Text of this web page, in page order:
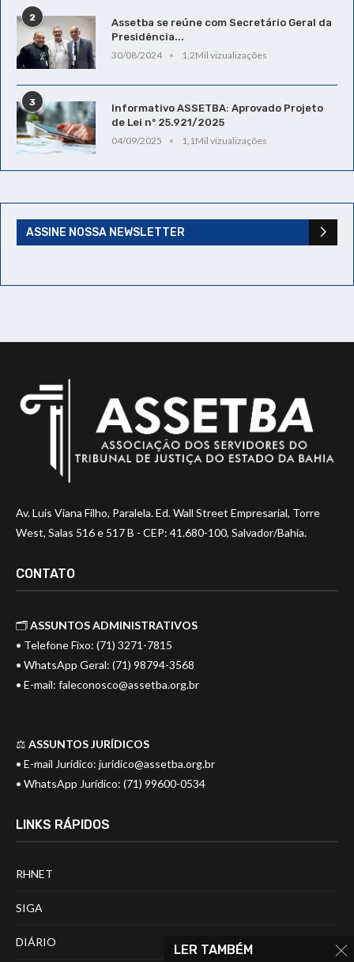
2
Assetba se reúne com Secretário Geral da
Presidência...
30/08/2024
1,2Mil vizualizações
3
Informativo ASSETBA: Aprovado Projeto
de Lei nº 25.921/2025
04/09/2025
1,1Mil vizualizações
ASSINE NOSSA NEWSLETTER
Av. Luis Viana Filho, Paralela. Ed. Wall Street Empresarial, Torre
West, Salas 516 e 517 B - CEP: 41.680-100, Salvador/Bahia.
CONTATO
🗂️ASSUNTOS ADMINISTRATIVOS
• Telefone Fixo: (71) 3271-7815
• WhatsApp Geral: (71) 98794-3568
• E-mail: faleconosco@assetba.org.br
⚖️ ASSUNTOS JURÍDICOS
• E-mail Jurídico: juridico@assetba.org.br
• WhatsApp Jurídico: (71) 99600-0534
LINKS RÁPIDOS
RHNET
SIGA
DIÁRIO
LER TAMBÉM